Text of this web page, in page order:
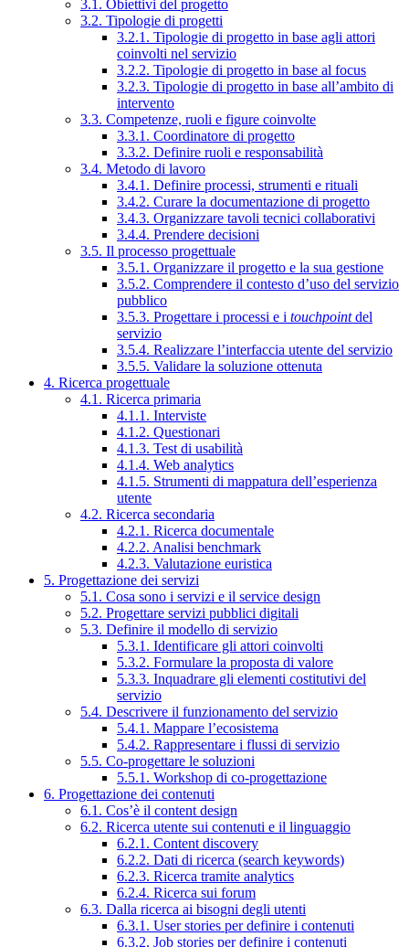
3.1. Obiettivi del progetto
3.2. Tipologie di progetti
3.2.1. Tipologie di progetto in base agli attori
coinvolti nel servizio
3.2.2. Tipologie di progetto in base al focus
3.2.3. Tipologie di progetto in base all’ambito di
intervento
3.3. Competenze, ruoli e figure coinvolte
3.3.1. Coordinatore di progetto
3.3.2. Definire ruoli e responsabilità
3.4. Metodo di lavoro
3.4.1. Definire processi, strumenti e rituali
3.4.2. Curare la documentazione di progetto
3.4.3. Organizzare tavoli tecnici collaborativi
3.4.4. Prendere decisioni
3.5. Il processo progettuale
3.5.1. Organizzare il progetto e la sua gestione
3.5.2. Comprendere il contesto d’uso del servizio
pubblico
3.5.3. Progettare i processi e i touchpointdel
servizio
3.5.4. Realizzare l’interfaccia utente del servizio
3.5.5. Validare la soluzione ottenuta
4. Ricerca progettuale
4.1. Ricerca primaria
4.1.1. Interviste
4.1.2. Questionari
4.1.3. Test di usabilità
4.1.4. Web analytics
4.1.5. Strumenti di mappatura dell’esperienza
utente
4.2. Ricerca secondaria
4.2.1. Ricerca documentale
4.2.2. Analisi benchmark
4.2.3. Valutazione euristica
5. Progettazione dei servizi
5.1. Cosa sono i servizi e il service design
5.2. Progettare servizi pubblici digitali
5.3. Definire il modello di servizio
5.3.1. Identificare gli attori coinvolti
5.3.2. Formulare la proposta di valore
5.3.3. Inquadrare gli elementi costitutivi del
servizio
5.4. Descrivere il funzionamento del servizio
5.4.1. Mappare l’ecosistema
5.4.2. Rappresentare i flussi di servizio
5.5. Co-progettare le soluzioni
5.5.1. Workshop di co-progettazione
6. Progettazione dei contenuti
6.1. Cos’è il content design
6.2. Ricerca utente sui contenuti e il linguaggio
6.2.1. Content discovery
6.2.2. Dati di ricerca (search keywords)
6.2.3. Ricerca tramite analytics
6.2.4. Ricerca sui forum
6.3. Dalla ricerca ai bisogni degli utenti
6.3.1. User stories per definire i contenuti
6.3.2. Job stories per definire i contenuti